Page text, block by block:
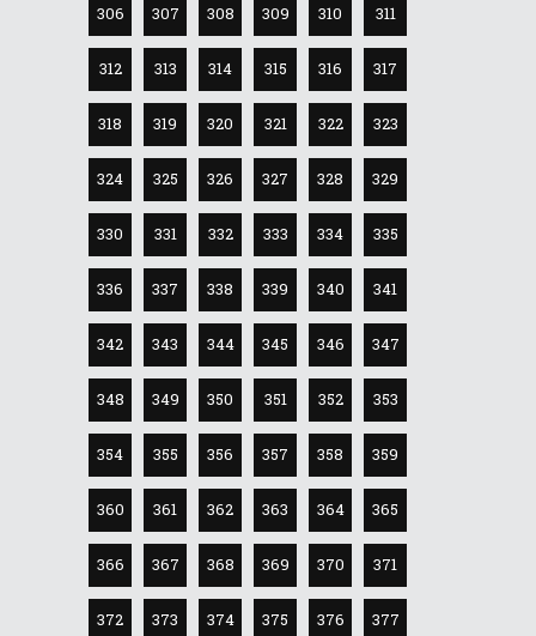
306 307 308 309 310 311
312 313 314 315 316 317
318 319 320 321 322 323
324 325 326 327 328 329
330 331 332 333 334 335
336 337 338 339 340 341
342 343 344 345 346 347
348 349 350 351 352 353
354 355 356 357 358 359
360 361 362 363 364 365
366 367 368 369 370 371
372 373 374 375 376 377